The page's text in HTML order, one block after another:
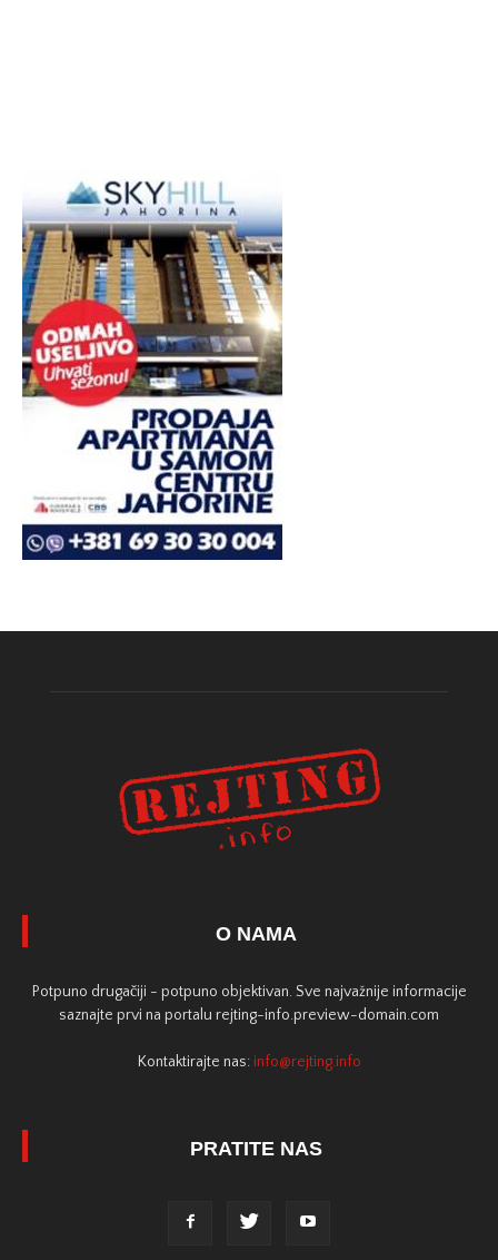
O NAMA
Potpuno drugačiji - potpuno objektivan. Sve najvažnije informacije
saznajte prvi na portalu rejting-info.preview-domain.com
Kontaktirajte nas: info@rejting.info
PRATITE NAS